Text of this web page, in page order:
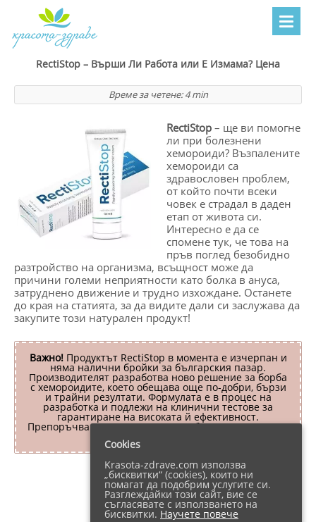
RectiStop – Върши Ли Работа или Е Измама? Цена
Време за четене:4 min
RectiStop – ще ви помогне
ли при болезнени
хемороиди? Възпалените
хемороиди са
здравословен проблем,
от който почти всеки
човек е страдал в даден
етап от живота си.
Интересно е да се
спомене тук, че това на
пръв поглед безобидно
разтройство на организма, всъщност може да
причини големи неприятности като болка в ануса,
затруднено движение и трудно изхождане. Останете
до края на статията, за да видите дали си заслужава да
закупите този натурален продукт!
Важно!Продуктът RectiStop в момента е изчерпан и
няма налични бройки за българския пазар.
Производителят разработва ново решение за борба
с хемороидите, което обещава още по-добри, бързи
и трайни резултати. Формулата е в процес на
разработка и подлежи на клинични тестове за
гарантиране на високата й ефективност.
Препоръчваме Ви, за сега, да пробвате друг отличен
продукт на име
Съдържание покажи
Cookies
Krasota-zdrave.com използва
„бисквитки“ (cookies), които ни
помагат да подобрим услугите си.
Разглеждайки този сайт, вие се
съгласявате с използването на
бисквитки. Научете повече